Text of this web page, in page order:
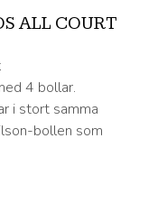
ALL COURT
4 bollar.
i stort samma
bollen som